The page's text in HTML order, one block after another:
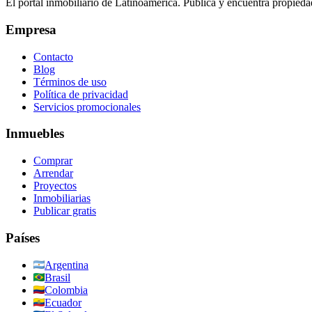
El portal inmobiliario de Latinoamérica. Publica y encuentra
Empresa
Contacto
Blog
Términos de uso
Política de privacidad
Servicios promocionales
Inmuebles
Comprar
Arrendar
Proyectos
Inmobiliarias
Publicar gratis
Países
Argentina
Brasil
Colombia
Ecuador